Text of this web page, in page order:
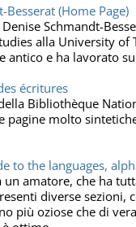
Besserat (Home Page)
Schmandt-
alla University of
antico e ha lavorato
écritures
Bibliothèque
pagine molto
to the languages,
un amatore, che ha
diverse
più oziose che di